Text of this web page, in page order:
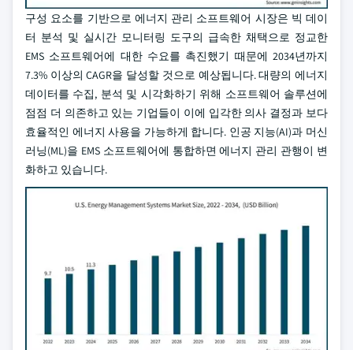
구성 요소를 기반으로 에너지 관리 소프트웨어 시장은 빅 데이
터 분석 및 실시간 모니터링 도구의 급속한 채택으로 정교한
EMS 소프트웨어에 대한 수요를 촉진했기 때문에 2034년까지
7.3% 이상의 CAGR을 달성할 것으로 예상됩니다. 대량의 에너지
데이터를 수집, 분석 및 시각화하기 위해 소프트웨어 솔루션에
점점 더 의존하고 있는 기업들이 이에 입각한 의사 결정과 보다
효율적인 에너지 사용을 가능하게 합니다. 인공 지능(AI)과 머신
러닝(ML)을 EMS 소프트웨어에 통합하면 에너지 관리 관행이 변
화하고 있습니다.